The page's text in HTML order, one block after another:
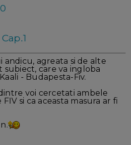
Cap.1
andicu, agreata si de alte
subiect, care va ingloba
- Budapesta-Fiv.
voi cercetati ambele
si ca aceasta masura ar fi